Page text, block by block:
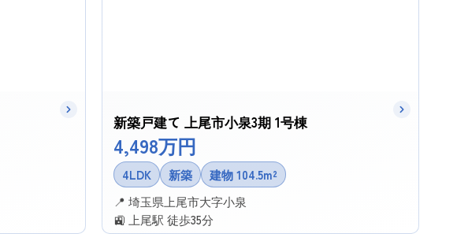
新築戸建て 上尾市小泉3期 1号棟
4,498万円
4LDK 新築
建物 104.5m²
📍 埼玉県上尾市大字小泉
🚉 上尾駅 徒歩35分